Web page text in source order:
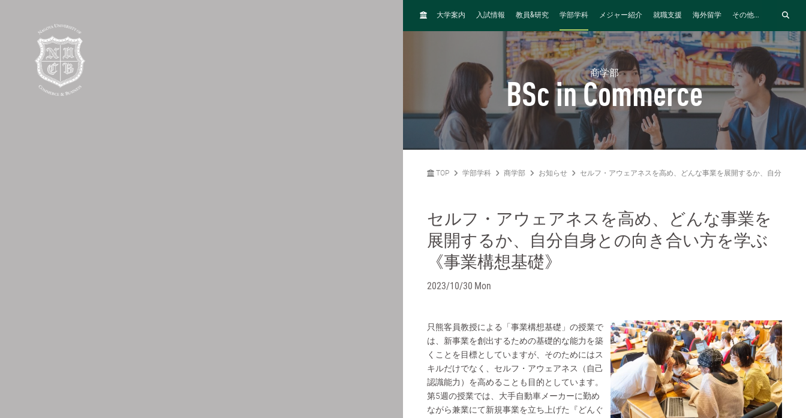
H
大学案内 入試情報 教員&研究 学部学科 メジャー紹介 就職支援 海外留学 その他...
商学部
BSc in Commerce
TOP 学部学科 商学部 お知らせ セルフ・アウェアネスを高め、どんな事業を展開するか、自分自身
セルフ・アウェアネスを高め、どんな事業を
展開するか、自分自身との向き合い方を学ぶ
《事業構想基礎》
2023/10/30 Mon
只熊客員教授による「事業構想基礎」の授業で
は、新事業を創出するための基礎的な能力を築
くことを目標としていますが、そのためにはス
キルだけでなく、セルフ・アウェアネス（自己
認識能力）を高めることも目的としています。
第5週の授業では、大手自動車メーカーに勤め
ながら兼業にて新規事業を立ち上げた『どんぐ